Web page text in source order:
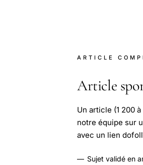
ARTICLE
Article
Un article (1 200
notre équipe sur
avec un lien
— Sujet validé en